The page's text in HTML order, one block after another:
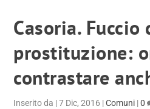
Casoria. Fuccio
prostituzione:
contrastare
Inserito da |7 Dic, 2016 |Comuni |0